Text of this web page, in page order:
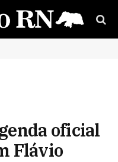
oficial
Flávio